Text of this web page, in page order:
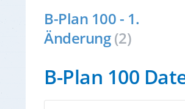
B-Plan 100 - 1.
Änderung (2)
B-Plan 100